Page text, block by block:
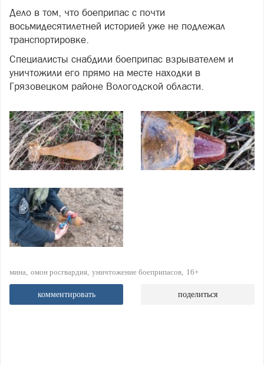
Дело в том, что боеприпас с почти
восьмидесятилетней историей уже не подлежал
транспортировке.
Специалисты снабдили боеприпас взрывателем и
уничтожили его прямо на месте находки в
Грязовецком районе Вологодской области.
мина омон росгвардия уничтожение боеприпасов 16+
комментировать поделиться